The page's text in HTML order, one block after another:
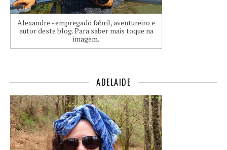
Alexandre - empregado fabril, aventureiro e
autor deste blog. Para saber mais toque na
imagem.
ADELAIDE